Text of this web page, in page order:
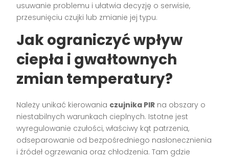
usuwanie problemu i ułatwia decyzję o serwisie,
przesunięciu czujki lub zmianie jej typu.
Jak ograniczyć wpływ
ciepła i gwałtownych
zmian temperatury?
Należy unikać kierowania czujnika PIR na obszary o
niestabilnych warunkach cieplnych. Istotne jest
wyregulowanie czułości, właściwy kąt patrzenia,
odseparowanie od bezpośredniego nasłonecznienia
i źródeł ogrzewania oraz chłodzenia. Tam gdzie